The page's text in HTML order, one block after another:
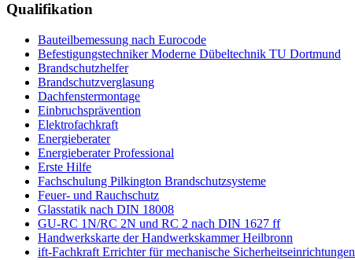
Qualifikation
Bauteilbemessung nach Eurocode
Befestigungstechniker Moderne Dübeltechnik TU Dortmund
Brandschutzhelfer
Brandschutzverglasung
Dachfenstermontage
Einbruchsprävention
Elektrofachkraft
Energieberater
Energieberater Professional
Erste Hilfe
Fachschulung Pilkington Brandschutzsysteme
Feuer- und Rauchschutz
Glasstatik nach DIN 18008
GU-RC 1N/RC 2N und RC 2 nach DIN 1627 ff
Handwerkskarte der Handwerkskammer Heilbronn
ift-Fachkraft Errichter für mechanische Sicherheitseinrichtungen